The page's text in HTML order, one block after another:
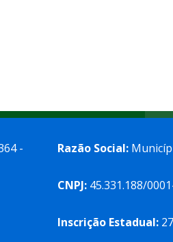
-
Razão Social:
CNPJ: 45.331.188/
Inscrição Estadual: